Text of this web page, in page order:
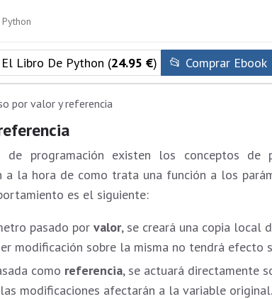
El Libro De Python (24.95 €) 📂 Comprar Ebook
por valor y referencia
de programación existen los conceptos
a la hora de como trata una función a los
es el siguiente:
pasado por valor, se creará una copia local
modificación sobre la misma no tendrá efecto
como referencia, se actuará directamente
modificaciones afectarán a la variable original.